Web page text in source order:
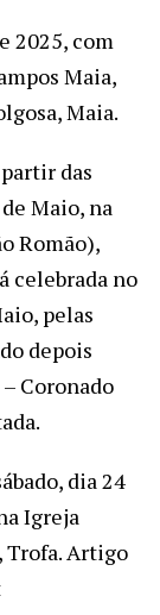
2025, com
Maia,
Maia.
das
Maio, na
Romão),
celebrada no
pelas
depois
Coronado
dia 24
Igreja
Trofa. Artigo